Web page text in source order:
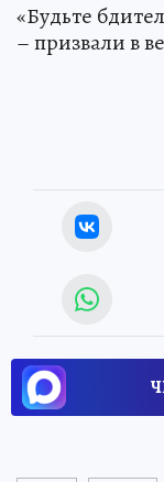
«Будьте
– призвали в